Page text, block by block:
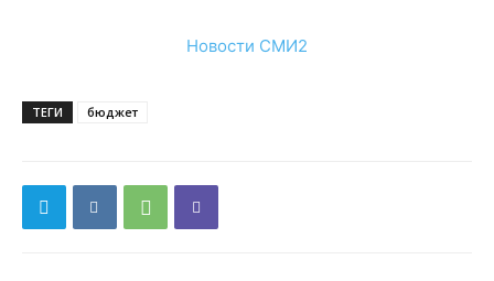
Новости СМИ2
ТЕГИ бюджет